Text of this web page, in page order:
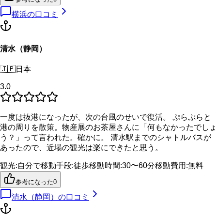
横浜の口コミ
清水（静岡）
🇯🇵日本
3.0
一度は抜港になったが、次の台風のせいで復活。 ぷらぷらと
港の周りを散策。物産展のお茶屋さんに「何もなかったでしょ
う？」って言われた。確かに。 清水駅までのシャトルバスが
あったので、近場の観光は楽にできたと思う。
観光:自分で移動手段:徒歩移動時間:30〜60分移動費用 :無料
参考になった0
清水（静岡） の口コミ